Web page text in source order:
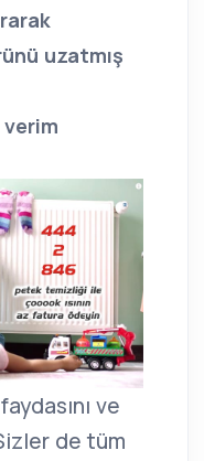
uzatmış
ve
de tüm